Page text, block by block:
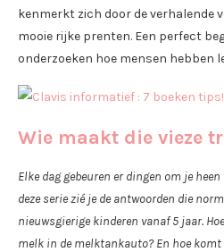
kenmerkt zich door de verhalende
mooie rijke prenten. Een perfect
onderzoeken hoe mensen hebben
Wie maakt die vieze
Elke dag gebeuren er dingen om je
deze serie zié je de antwoorden die
nieuwsgierige kinderen vanaf 5 jaar.
melk in de melktankauto? En hoe komt